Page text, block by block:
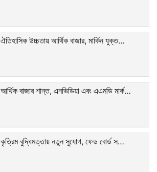
ঐতিহাসিক উচ্চতায় আর্থিক বাজার, মার্কিন যুক্ত…
আর্থিক বাজার শান্ত, এনভিডিয়া এবং এএমডি মার্ক…
কৃত্রিম বুদ্ধিমত্তায় নতুন সুযোগ, ফেড বোর্ড স…